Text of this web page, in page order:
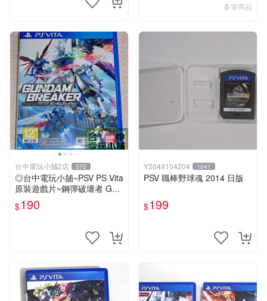
多筆商品
台中電玩小舖2店 572
◎台中電玩小舖~PSV PS Vita
原裝遊戲片~鋼彈破壞者 Gun
dam Breaker ~190
$190
Y2049104204 1041
PSV 職棒野球魂 2014 日版
$199